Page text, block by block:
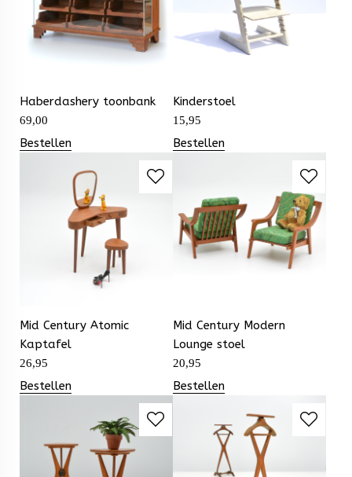
Haberdashery toonbank
69,00
Bestellen
Kinderstoel
15,95
Bestellen
Mid Century Atomic
Kaptafel
26,95
Bestellen
Mid Century Modern
Lounge stoel
20,95
Bestellen